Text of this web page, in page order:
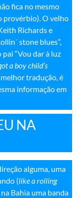
fica no mesmo
provérbio). O velho
Richards e
stone blues”,
pai “Vou dar à luz
a boy child’s
melhor tradução, é
informação em
NA
alguma, uma
(like a rolling
Bahia uma banda